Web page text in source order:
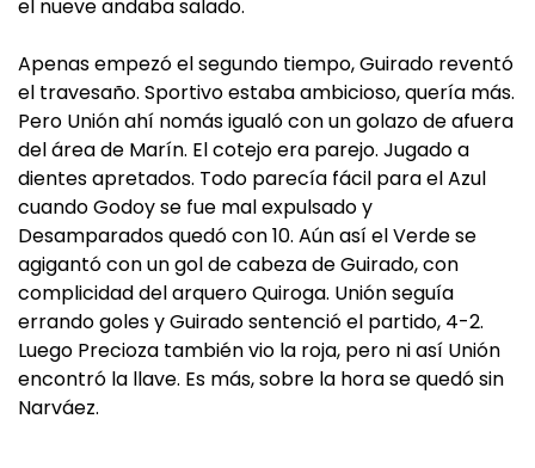
el nueve andaba salado.
Apenas empezó el segundo tiempo, Guirado reventó
el travesaño. Sportivo estaba ambicioso, quería más.
Pero Unión ahí nomás igualó con un golazo de afuera
del área de Marín. El cotejo era parejo. Jugado a
dientes apretados. Todo parecía fácil para el Azul
cuando Godoy se fue mal expulsado y
Desamparados quedó con 10. Aún así el Verde se
agigantó con un gol de cabeza de Guirado, con
complicidad del arquero Quiroga. Unión seguía
errando goles y Guirado sentenció el partido, 4-2.
Luego Precioza también vio la roja, pero ni así Unión
encontró la llave. Es más, sobre la hora se quedó sin
Narváez.